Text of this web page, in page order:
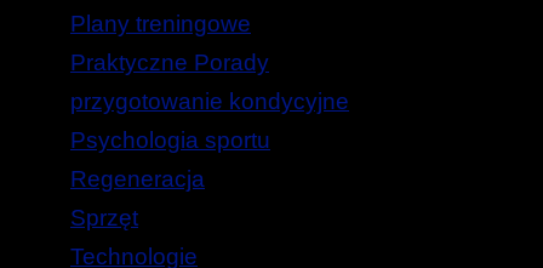
Plany treningowe
Praktyczne Porady
przygotowanie kondycyjne
Psychologia sportu
Regeneracja
Sprzęt
Technologie